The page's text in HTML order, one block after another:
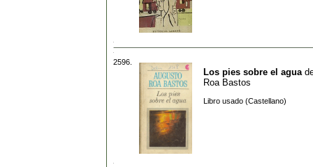
2596.
Los pies sobre el agua
Roa Bastos
Libro usado (Castellano)